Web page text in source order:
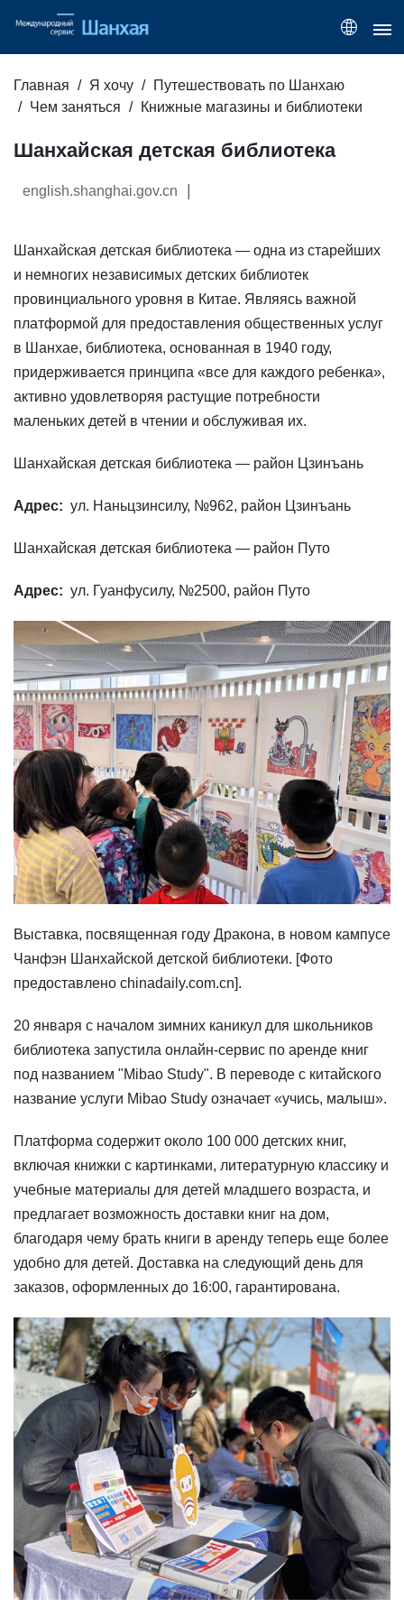
Главная Я хочу
Путешествовать по Шанхаю
Чем заняться
Книжные магазины и библиотеки
Шанхайская детская библиотека
english.shanghai.gov.cn
Шанхайская детская библиотека — одна из старейших
и немногих независимых детских библиотек
провинциального уровня в Китае. Являясь важной
платформой для предоставления общественных услуг
в Шанхае, библиотека, основанная в 1940 году,
придерживается принципа «все для каждого ребенка»,
активно удовлетворяя растущие потребности
маленьких детей в чтении и обслуживая их.
Шанхайская детская библиотека — район Цзинъань
Адрес: ул. Наньцзинсилу, №962, район Цзинъань
Шанхайская детская библиотека — район Путо
Адрес: ул. Гуанфусилу, №2500, район Путо
Выставка, посвященная году Дракона, в новом кампусе
Чанфэн Шанхайской детской библиотеки. [Фото
предоставлено chinadaily.com.cn].
20 января с началом зимних каникул для школьников
библиотека запустила онлайн-сервис по аренде книг
под названием "Mibao Study". В переводе с китайского
название услуги Mibao Study означает «учись, малыш».
Платформа содержит около 100 000 детских книг,
включая книжки с картинками, литературную классику и
учебные материалы для детей младшего возраста, и
предлагает возможность доставки книг на дом,
благодаря чему брать книги в аренду теперь еще более
удобно для детей. Доставка на следующий день для
заказов, оформленных до 16:00, гарантирована.